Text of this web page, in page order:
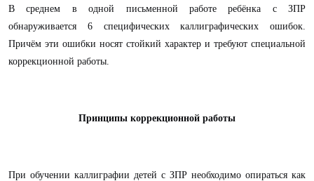
В среднем в одной письменной работе ребёнка с ЗПР
обнаруживается 6 специфических каллиграфических ошибок.
Причём эти ошибки носят стойкий характер и требуют специальной
коррекционной работы.
Принципы коррекционной работы
При обучении каллиграфии детей с ЗПР необходимо опираться как